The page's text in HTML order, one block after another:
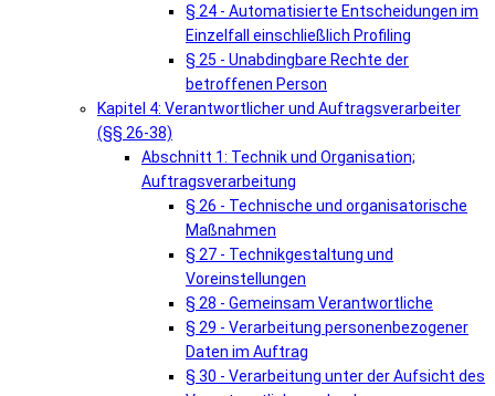
§ 24 - Automatisierte Entscheidungen im
Einzelfall einschließlich Profiling
§ 25 - Unabdingbare Rechte der
betroffenen Person
Kapitel 4: Verantwortlicher und Auftragsverarbeiter
(§§ 26-38)
Abschnitt 1: Technik und Organisation;
Auftragsverarbeitung
§ 26 - Technische und organisatorische
Maßnahmen
§ 27 - Technikgestaltung und
Voreinstellungen
§ 28 - Gemeinsam Verantwortliche
§ 29 - Verarbeitung personenbezogener
Daten im Auftrag
§ 30 - Verarbeitung unter der Aufsicht des